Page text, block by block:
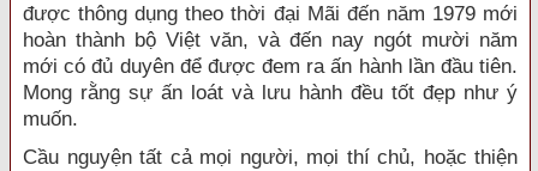
được thông dụng theo thời đại Mãi đến năm 1979 mới
hoàn thành bộ Việt văn, và đến nay ngót mười năm
mới có đủ duyên để được đem ra ấn hành lần đầu tiên.
Mong rằng sự ấn loát và lưu hành đều tốt đẹp như ý
muốn.
Cầu nguyện tất cả mọi người, mọi thí chủ, hoặc thiện